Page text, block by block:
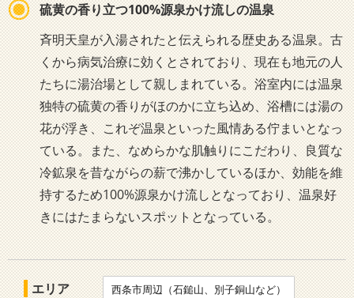
硫黄の香り立つ100%源泉かけ流しの温泉
斉明天皇が入湯されたと伝えられる歴史ある温泉。古
くから病気治療に効くとされており、現在も地元の人
たちに湯治場として親しまれている。浴室内には温泉
独特の硫黄の香りがほのかに立ち込め、浴槽には湯の
花が浮き、これぞ温泉といった風情ある佇まいとなっ
ている。また、なめらかな肌触りにこだわり、良質な
冷鉱泉を昔ながらの薪で沸かしているほか、効能を維
持するため100%源泉かけ流しとなっており、温泉好
きにはたまらないスポットとなっている。
エリア 西条市周辺（石鎚山、別子銅山など）